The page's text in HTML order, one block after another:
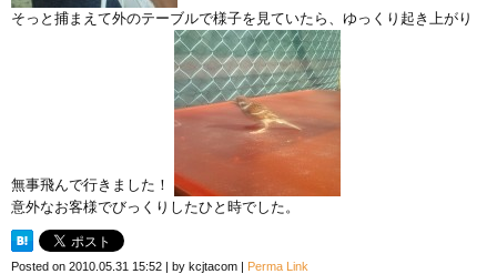
そっと捕まえて外のテーブルで様子を見ていたら、ゆっくり起き上がり
無事飛んで行きました！
意外なお客様でびっくりしたひと時でした。
Posted on 2010.05.31 15:52 | by kcjtacom | Perma Link